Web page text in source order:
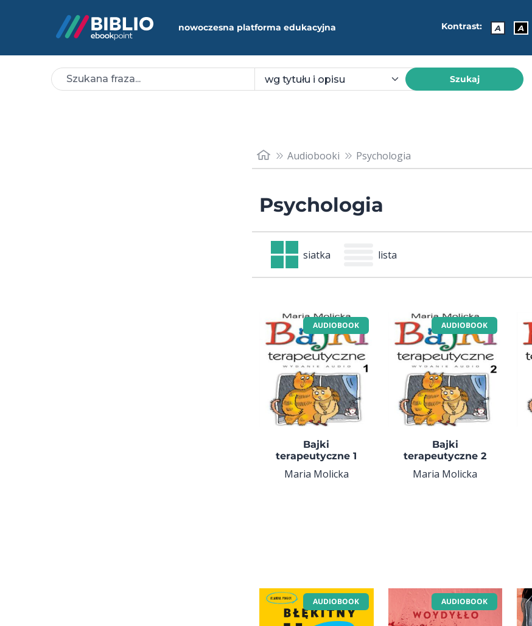
nowoczesna platforma edukacyjna Kontrast: A A
Szukaj
Audiobooki Psychologia
Psychologia
siatka lista
AUDIOBOOK
Bajki
terapeutyczne 1
Maria Molicka
AUDIOBOOK
Bajki
terapeutyczne 2
Maria Molicka
AUDIOBOOK AUDIOBOOK